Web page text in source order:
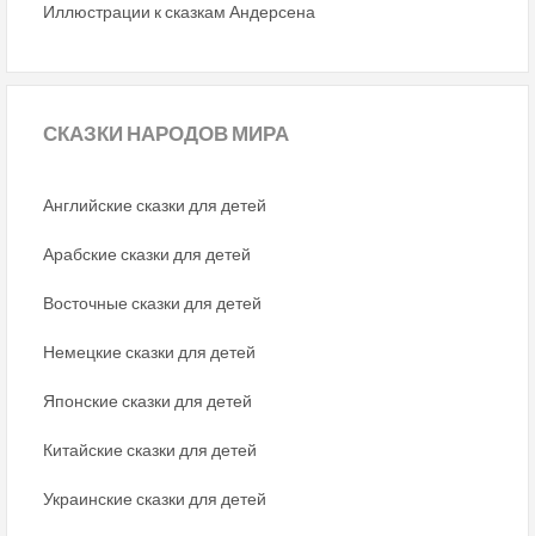
Иллюстрации к сказкам Андерсена
СКАЗКИ НАРОДОВ МИРА
Английские сказки для детей
Арабские сказки для детей
Восточные сказки для детей
Немецкие сказки для детей
Японские сказки для детей
Китайские сказки для детей
Украинские сказки для детей